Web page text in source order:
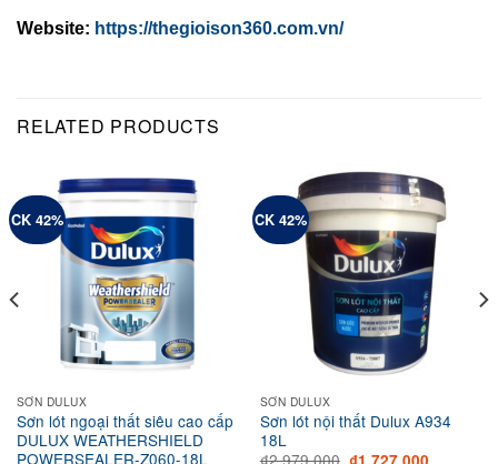
Website: https://thegioison360.com.vn/
RELATED PRODUCTS
CK 42%
SƠN DULUX
Sơn lót ngoại thất siêu cao cấp
DULUX WEATHERSHIELD
POWERSEALER-Z060-18L
CK 42%
SƠN DULUX
Sơn lót nội thất Dulux A934
18L
Original Current